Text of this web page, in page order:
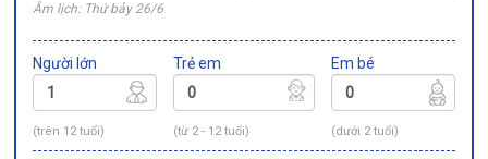
Âm lịch: Thứ bảy 26/6
Người lớn
(trên 12 tuổi)
Trẻ em
(từ 2 - 12 tuổi)
Em bé
(dưới 2 tuổi)